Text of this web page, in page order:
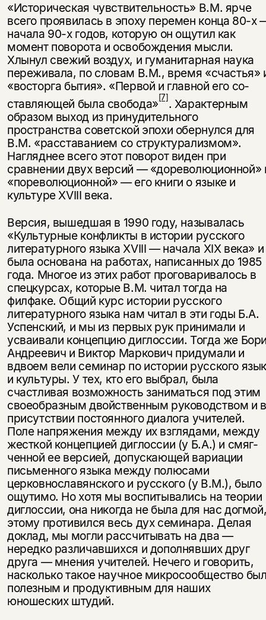
«Историческая чувствительность» В.М. ярче
всего проявилась в эпоху перемен конца 80-х
начала 90-х годов, которую он ощутил как
момент поворота и осво­бождения мысли.
Хлынул свежий воздух, и гуманитарная наука
переживала, по словам В.М., время «счастья»
«восторга бытия». «Первой и главной его со­
ставляющей была свобода»[7]. Характерным
образом выход из принудительного
пространства советской эпохи обернулся для
В.М. «расставанием со структу­рализмом».
Нагляднее всего этот поворот виден при
сравнении двух версий — «дореволюционной»
«пореволюционной» — его книги о языке и
культуре XVIII века.
Версия, вышедшая в 1990 году, называлась
«Культурные конфликты в ис­тории русского
литературного языка XVIII — начала XIX века» и
была ос­нована на работах, написанных до 1985
года. Многое из этих работ прогова­ривалось в
спецкурсах, которые В.М. читал тогда на
филфаке. Общий курс истории русского
литературного языка нам читал в эти годы Б.А.
Успенский, и мы из первых рук принимали и
усваивали концепцию диглоссии. Тогда же
Андреевич и Виктор Маркович придумали и
вдвоем вели семинар по истории русского
и культуры. У тех, кто его выбрал, была
счастливая возможность заниматься под этим
своеобразным двойственным руковод­ством и в
присутствии постоянного диалога учителей.
Поле напряжения между их взглядами, между
жесткой концепцией диглоссии (у Б.А.) и смяг­
ченной ее версией, допускающей вариации
письменного языка между полю­сами
церковнославянского и русского (у В.М.), было
ощутимо. Но хотя мы воспитывались на теории
диглоссии, она никогда не была для нас
этому противился весь дух семинара. Делая
доклад, мы могли рассчитывать на два —
нередко различавшихся и дополнявших друг
друга — мнения учи­телей. Нечего и говорить,
насколько такое научное микросообщество
полезным и продуктивным для наших
юношеских штудий.